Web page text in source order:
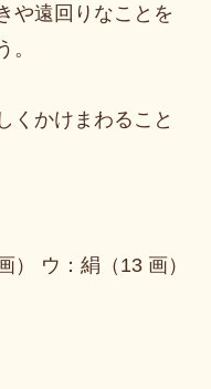
や遠回りなことを
。
くかけまわること
） ウ：絹（13 画）